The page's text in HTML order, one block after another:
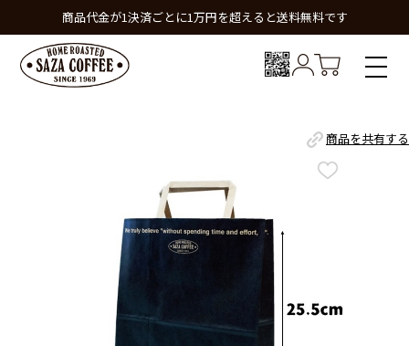
商品代金が1決済ごとに1万円を超えると送料無料です
商品を共有する